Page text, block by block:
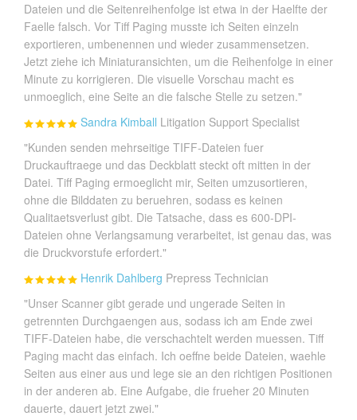
Dateien und die Seitenreihenfolge ist etwa in der Haelfte der
Faelle falsch. Vor Tiff Paging musste ich Seiten einzeln
exportieren, umbenennen und wieder zusammensetzen.
Jetzt ziehe ich Miniaturansichten, um die Reihenfolge in einer
Minute zu korrigieren. Die visuelle Vorschau macht es
unmoeglich, eine Seite an die falsche Stelle zu setzen."
Sandra Kimball Litigation Support Specialist
"Kunden senden mehrseitige TIFF-Dateien fuer
Druckauftraege und das Deckblatt steckt oft mitten in der
Datei. Tiff Paging ermoeglicht mir, Seiten umzusortieren,
ohne die Bilddaten zu beruehren, sodass es keinen
Qualitaetsverlust gibt. Die Tatsache, dass es 600-DPI-
Dateien ohne Verlangsamung verarbeitet, ist genau das, was
die Druckvorstufe erfordert."
Henrik Dahlberg Prepress Technician
"Unser Scanner gibt gerade und ungerade Seiten in
getrennten Durchgaengen aus, sodass ich am Ende zwei
TIFF-Dateien habe, die verschachtelt werden muessen. Tiff
Paging macht das einfach. Ich oeffne beide Dateien, waehle
Seiten aus einer aus und lege sie an den richtigen Positionen
in der anderen ab. Eine Aufgabe, die frueher 20 Minuten
dauerte, dauert jetzt zwei."